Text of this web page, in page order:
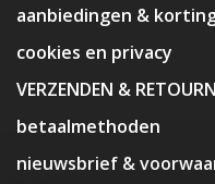
aanbiedingen &
cookies en privacy
VERZENDEN &
betaalmethoden
nieuwsbrief &